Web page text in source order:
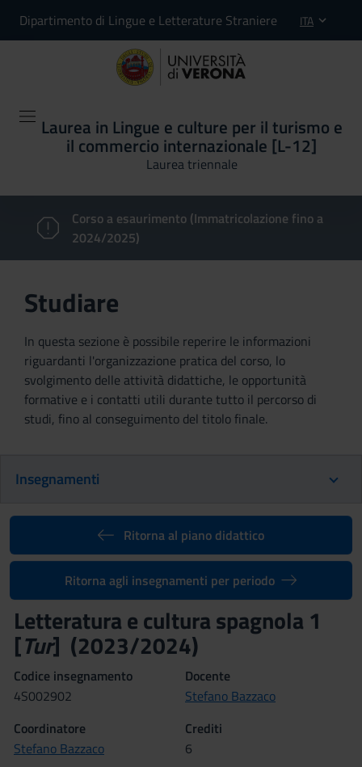
Dipartimento di Lingue e Letterature Straniere ITA
Laurea in Lingue e culture per il turismo e
il commercio internazionale [L-12]
Laurea triennale
Corso a esaurimento (Immatricolazione fino a
2024/2025)
Studiare
In questa sezione è possibile reperire le informazioni
riguardanti l'organizzazione pratica del corso, lo
svolgimento delle attività didattiche, le opportunità
formative e i contatti utili durante tutto il percorso di
studi, fino al conseguimento del titolo finale.
Insegnamenti
Ritorna al piano didattico
Ritorna agli insegnamenti per periodo
Letteratura e cultura spagnola 1
[Tur] (2023/2024)
Codice insegnamento
4S002902
Docente
Stefano Bazzaco
Coordinatore
Stefano Bazzaco
Crediti
6